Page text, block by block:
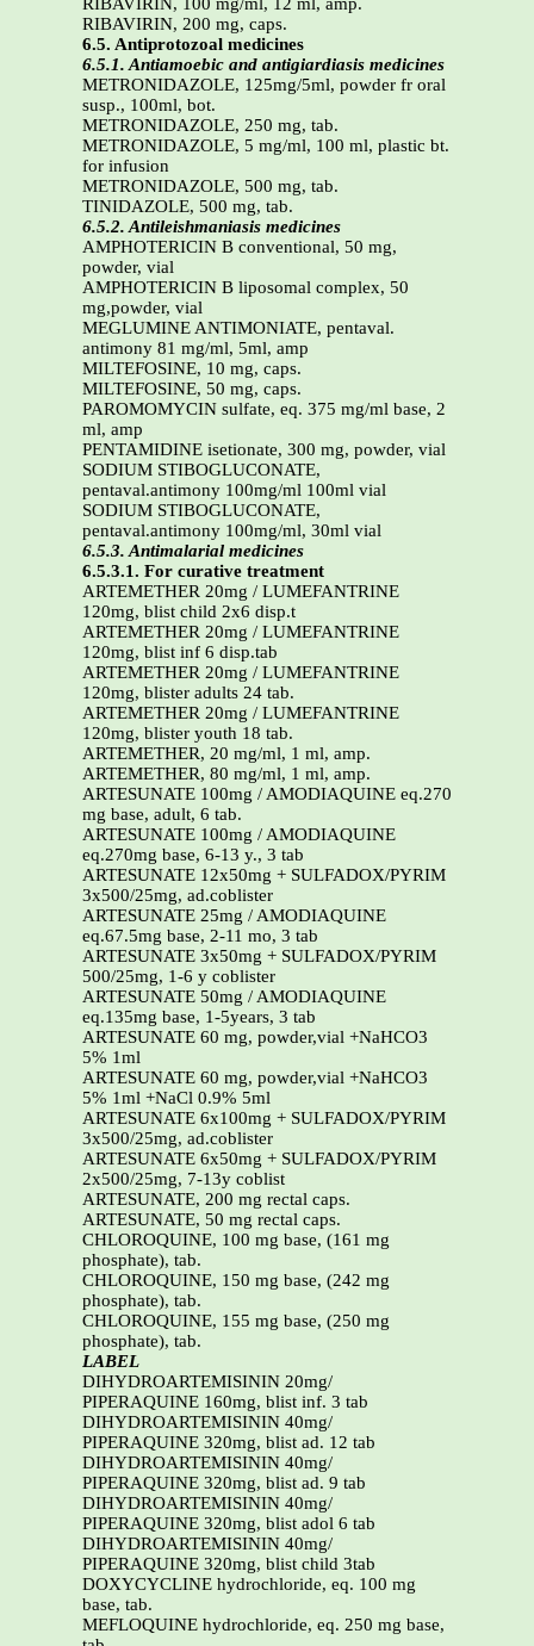
RIBAVIRIN, 100 mg/ml, 12 ml, amp.
RIBAVIRIN, 200 mg, caps.
6.5. Antiprotozoal medicines
6.5.1. Antiamoebic and antigiardiasis medicines
METRONIDAZOLE, 125mg/5ml, powder fr oral
susp., 100ml, bot.
METRONIDAZOLE, 250 mg, tab.
METRONIDAZOLE, 5 mg/ml, 100 ml, plastic bt.
for infusion
METRONIDAZOLE, 500 mg, tab.
TINIDAZOLE, 500 mg, tab.
6.5.2. Antileishmaniasis medicines
AMPHOTERICIN B conventional, 50 mg,
powder, vial
AMPHOTERICIN B liposomal complex, 50
mg,powder, vial
MEGLUMINE ANTIMONIATE, pentaval.
antimony 81 mg/ml, 5ml, amp
MILTEFOSINE, 10 mg, caps.
MILTEFOSINE, 50 mg, caps.
PAROMOMYCIN sulfate, eq. 375 mg/ml base, 2
ml, amp
PENTAMIDINE isetionate, 300 mg, powder, vial
SODIUM STIBOGLUCONATE,
pentaval.antimony 100mg/ml 100ml vial
SODIUM STIBOGLUCONATE,
pentaval.antimony 100mg/ml, 30ml vial
6.5.3. Antimalarial medicines
6.5.3.1. For curative treatment
ARTEMETHER 20mg / LUMEFANTRINE
120mg, blist child 2x6 disp.t
ARTEMETHER 20mg / LUMEFANTRINE
120mg, blist inf 6 disp.tab
ARTEMETHER 20mg / LUMEFANTRINE
120mg, blister adults 24 tab.
ARTEMETHER 20mg / LUMEFANTRINE
120mg, blister youth 18 tab.
ARTEMETHER, 20 mg/ml, 1 ml, amp.
ARTEMETHER, 80 mg/ml, 1 ml, amp.
ARTESUNATE 100mg / AMODIAQUINE eq.270
mg base, adult, 6 tab.
ARTESUNATE 100mg / AMODIAQUINE
eq.270mg base, 6-13 y., 3 tab
ARTESUNATE 12x50mg + SULFADOX/PYRIM
3x500/25mg, ad.coblister
ARTESUNATE 25mg / AMODIAQUINE
eq.67.5mg base, 2-11 mo, 3 tab
ARTESUNATE 3x50mg + SULFADOX/PYRIM
500/25mg, 1-6 y coblister
ARTESUNATE 50mg / AMODIAQUINE
eq.135mg base, 1-5years, 3 tab
ARTESUNATE 60 mg, powder,vial +NaHCO3
5% 1ml
ARTESUNATE 60 mg, powder,vial +NaHCO3
5% 1ml +NaCl 0.9% 5ml
ARTESUNATE 6x100mg + SULFADOX/PYRIM
3x500/25mg, ad.coblister
ARTESUNATE 6x50mg + SULFADOX/PYRIM
2x500/25mg, 7-13y coblist
ARTESUNATE, 200 mg rectal caps.
ARTESUNATE, 50 mg rectal caps.
CHLOROQUINE, 100 mg base, (161 mg
phosphate), tab.
CHLOROQUINE, 150 mg base, (242 mg
phosphate), tab.
CHLOROQUINE, 155 mg base, (250 mg
phosphate), tab.
LABEL
DIHYDROARTEMISININ 20mg/
PIPERAQUINE 160mg, blist inf. 3 tab
DIHYDROARTEMISININ 40mg/
PIPERAQUINE 320mg, blist ad. 12 tab
DIHYDROARTEMISININ 40mg/
PIPERAQUINE 320mg, blist ad. 9 tab
DIHYDROARTEMISININ 40mg/
PIPERAQUINE 320mg, blist adol 6 tab
DIHYDROARTEMISININ 40mg/
PIPERAQUINE 320mg, blist child 3tab
DOXYCYCLINE hydrochloride, eq. 100 mg
base, tab.
MEFLOQUINE hydrochloride, eq. 250 mg base,